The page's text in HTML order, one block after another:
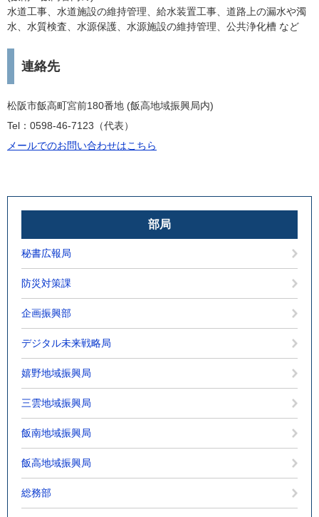
水道工事、水道施設の維持管理、給水装置工事、道路上の漏水や濁
水、水質検査、水源保護、水源施設の維持管理、公共浄化槽 など
連絡先
松阪市飯高町宮前180番地 (飯高地域振興局内)
Tel：0598-46-7123
代表
メールでのお問い合わせはこちら
部局
秘書広報局
防災対策課
企画振興部
デジタル未来戦略局
嬉野地域振興局
三雲地域振興局
飯南地域振興局
飯高地域振興局
総務部